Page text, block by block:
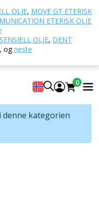
OLJE, MOVE GT ETERISK
ETERISK OLJE
OLJE, DENT
ogneste
0
kategorien